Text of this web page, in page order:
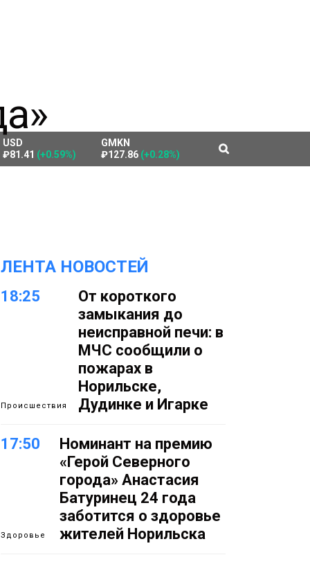
USD
₽81.41 (+0.59%)
GMKN
₽127.86 (+0.28%)
ЛЕНТА НОВОСТЕЙ
18:25
Происшествия
От короткого
замыкания до
неисправной печи: в
МЧС сообщили о
пожарах в
Норильске,
Дудинке и Игарке
17:50
Здоровье
Номинант на премию
«Герой Северного
города» Анастасия
Батуринец 24 года
заботится о здоровье
жителей Норильска